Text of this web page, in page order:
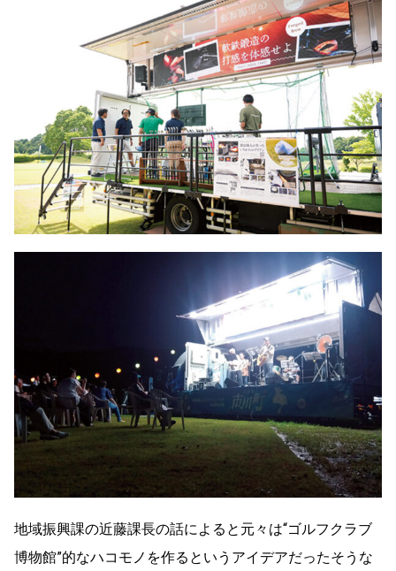
地域振興課の近藤課長の話によると元々は“ゴルフクラブ
博物館”的なハコモノを作るというアイデアだったそうな